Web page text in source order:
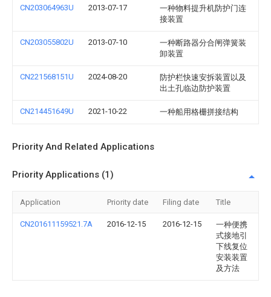
CN203064963U 2013-07-17
一种物料提升机防护门连
接装置
CN203055802U 2013-07-10
一种断路器分合闸弹簧装
卸装置
CN221568151U 2024-08-20
防护栏快速安拆装置以及
出土孔临边防护装置
CN214451649U 2021-10-22 一种船用格栅拼接结构
Priority And Related Applications
Priority Applications (1)
Application Priority date Filing date Title
CN201611159521.7A 2016-12-15 2016-12-15
一种便携
式接地引
下线复位
安装装置
及方法